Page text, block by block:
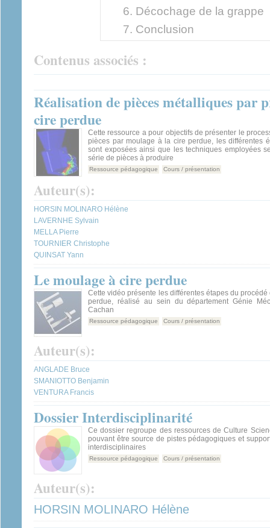
Décochage de la grappe
Conclusion
Contenus associés :
Réalisation de pièces métalliques par
cire perdue
Cette ressource a pour objectifs de présenter le
pièces par moulage à la cire perdue, les différentes
sont exposées ainsi que les techniques employées
série de pièces à produire
Ressource pédagogique Cours / présentation
Auteur(s):
HORSIN MOLINARO Hélène
LAVERNHE Sylvain
MELLA Pierre
TOURNIER Christophe
QUINSAT Yann
Le moulage à cire perdue
Cette vidéo présente les différentes étapes du
perdue, réalisé au sein du département Génie
Cachan
Ressource pédagogique Cours / présentation
Auteur(s):
ANGLADE Bruce
SMANIOTTO Benjamin
VENTURA Francis
Dossier Interdisciplinarité
Ce dossier regroupe des ressources de Culture
pouvant être source de pistes pédagogiques et
interdisciplinaires
Ressource pédagogique Cours / présentation
Auteur(s):
HORSIN MOLINARO Hélène